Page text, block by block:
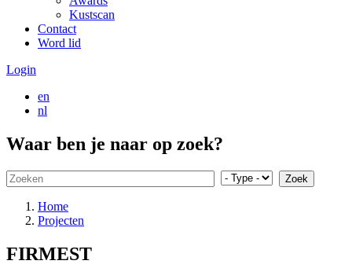
Kustscan
Contact
Word lid
Login
en
nl
Menu
Waar ben je naar op zoek?
Kruimelpad
Home
Projecten
FIRMEST